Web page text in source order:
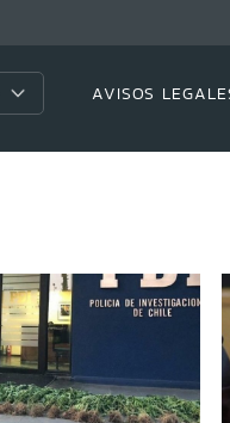
AVISOS